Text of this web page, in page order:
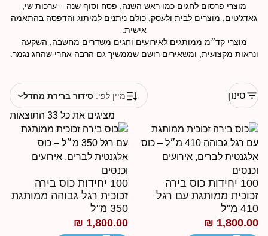
מוצרי פרסום לחגים כמו ראש השנה, פסח וסוף שנה – ערכות שי,
מוצרים לבית ולעסק, כולם ניתנים למיתוג והדפסה בהתאמה
אישית.
מוצרי קד״מ ממותגים לאירועים וחגים משדרים מחשבה, השקעה
מקצועית, ומשאירים רושם שממשיך גם הרבה אחרי שהחג נגמר.
מציגים את כל ⁦33⁩ התוצאות
סינון מיין לפי:סידור ברירת מחדל
100 יחידות כוס בירה
ממותגת עם רגל
מ"ל
₪
100 יחידות כוס בירה
זכוכית רגל גבוהה ממותגת
350 מ"ל
₪1,800.00